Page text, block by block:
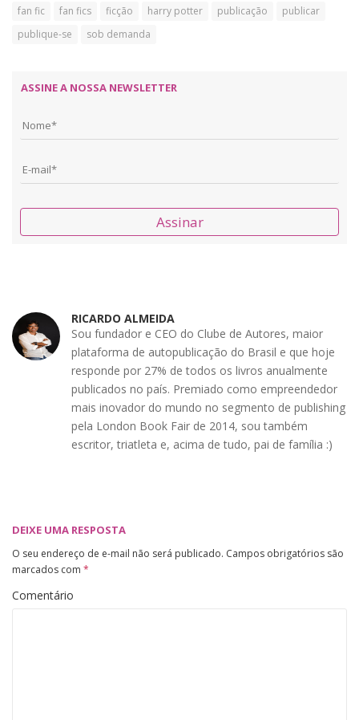
fan fic
fan fics ficção harry potter publicação
publicar
publique-se
sob demanda
ASSINE A NOSSA NEWSLETTER
Assinar
RICARDO ALMEIDA
Sou fundador e CEO do Clube de Autores, maior
plataforma de autopublicação do Brasil e que hoje
responde por 27% de todos os livros anualmente
publicados no país. Premiado como empreendedor
mais inovador do mundo no segmento de publishing
pela London Book Fair de 2014, sou também
escritor, triatleta e, acima de tudo, pai de família :)
DEIXE UMA RESPOSTA
O seu endereço de e-mail não será publicado. Campos obrigatórios são
marcados com *
Comentário